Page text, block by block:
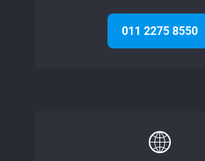
011 2275 8550